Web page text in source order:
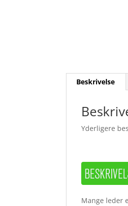
Beskrivelse
Yderligere
Mange leder